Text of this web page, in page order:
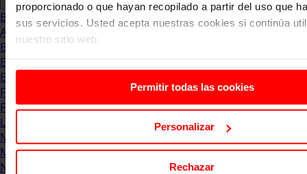
proporcionado o que hayan recopilado a partir del uso que
sus servicios. Usted acepta nuestras cookies si continúa
nuestro sitio web.
Permitir todas las cookies
Personalizar
Rechazar
Blog
Abogacia
Business
Empleo & Emprendimiento
Empresas
Finanzas
Formación & Estudios
Luxury
Management
Marketing & Comunicación
Negocios